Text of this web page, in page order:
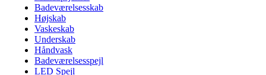
Badeværelsesskab
Højskab
Vaskeskab
Underskab
Håndvask
Badeværelsesspejl
LED Spejl